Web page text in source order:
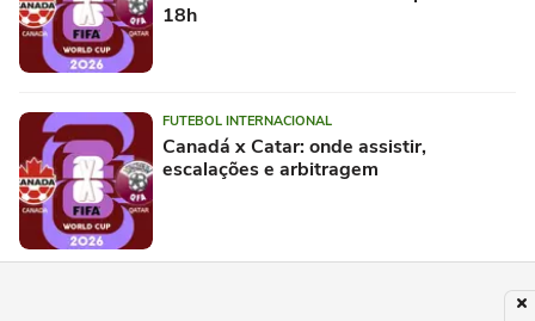
18h
FUTEBOL INTERNACIONAL
Canadá x Catar: onde assistir,
escalações e arbitragem